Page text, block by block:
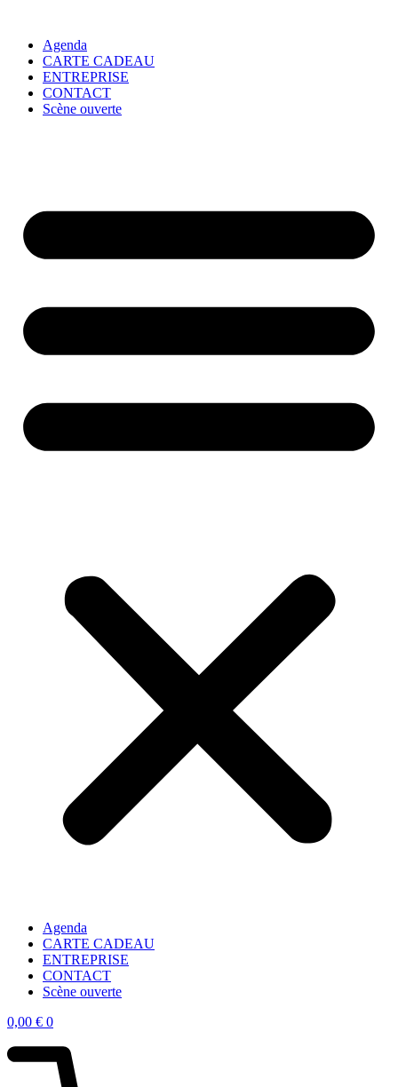
Agenda
CARTE CADEAU
ENTREPRISE
CONTACT
Scène ouverte
Agenda
CARTE CADEAU
ENTREPRISE
CONTACT
Scène ouverte
0,00 € 0